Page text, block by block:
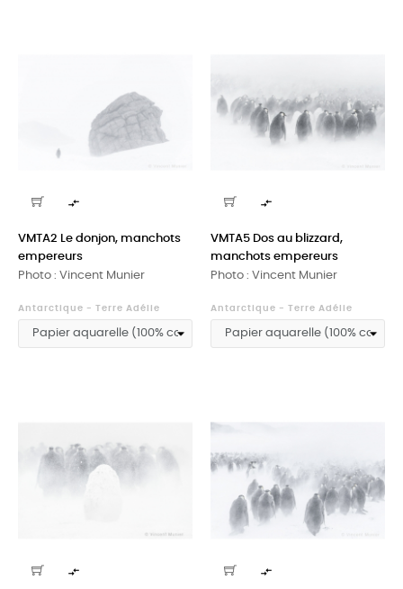

VMTA2 Le donjon, manchots
empereurs
Photo : Vincent Munier
Antarctique - Terre Adélie

VMTA5 Dos au blizzard,
manchots empereurs
Photo : Vincent Munier
Antarctique - Terre Adélie
 